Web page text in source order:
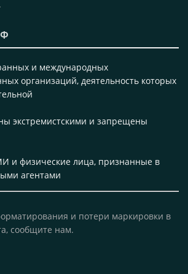
и международных
организаций, деятельность которых
экстремистскими и запрещены
и физические лица, признанные в
агентами
и потери маркировки в
сообщите нам.